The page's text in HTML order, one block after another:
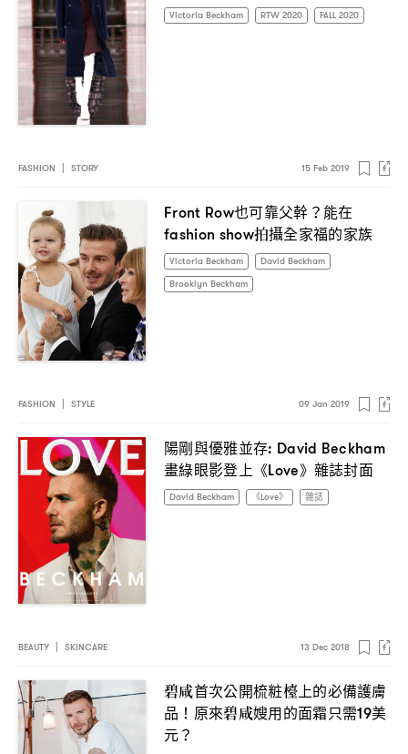
Victoria Beckham RTW 2020 FALL 2020
FASHION STORY 15 Feb 2019
Front Row也可靠父幹 ？ 能在
fashion show拍攝全家福的家族
Victoria Beckham
David Beckham
Brooklyn Beckham
FASHION | STYLE 09 Jan 2019
陽剛與優雅並存: David Beckham
畫綠眼影登上《Love》雜誌封面
David Beckham 《Love》 雜誌
BEAUTY SKINCARE 13 Dec 2018
碧咸首次公開梳粧檯上的必備護膚
品 ！ 原來碧咸嫂用的面霜只需19美
元？